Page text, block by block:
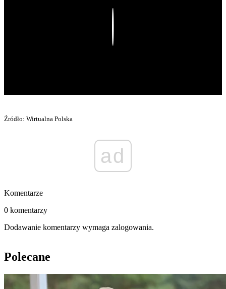
Źródło: Wirtualna Polska
ad
Komentarze
0 komentarzy
Dodawanie komentarzy wymaga zalogowania.
Polecane